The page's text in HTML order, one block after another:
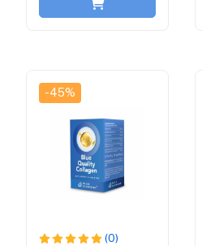
-45%
(0)